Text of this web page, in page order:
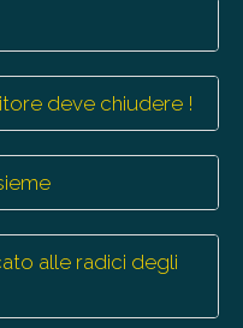
deve chiudere !
alle radici degli